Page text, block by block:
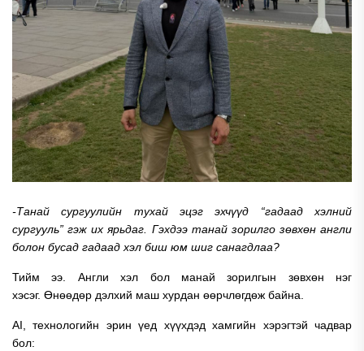
-Танай сургуулийн тухай эцэг эхчүүд “гадаад хэлний
сургууль” гэж их ярьдаг. Гэхдээ танай зорилго зөвхөн англи
болон бусад гадаад хэл биш юм шиг санагдлаа?
Тийм ээ. Англи хэл бол манай зорилгын зөвхөн нэг
хэсэг. Өнөөдөр дэлхий маш хурдан өөрчлөгдөж байна.
AI, технологийн эрин үед хүүхдэд хамгийн хэрэгтэй чадвар
бол: